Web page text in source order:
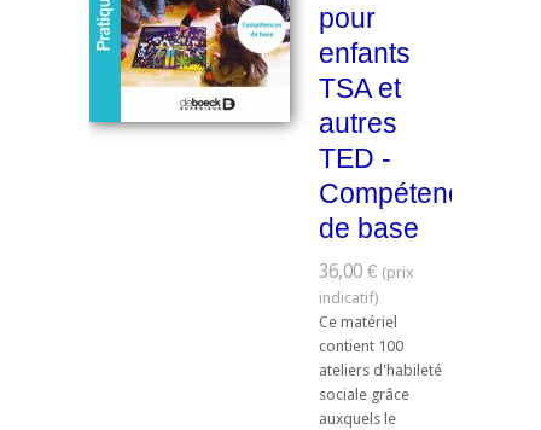
pour
enfants
TSA et
autres
TED -
Compétences
de base
36,00 €
Ce matériel
contient 100
ateliers d'habileté
sociale grâce
auxquels le